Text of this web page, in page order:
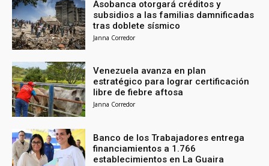
Asobanca otorgará créditos y
subsidios a las familias damnificadas
tras doblete sísmico
Janna Corredor
Venezuela avanza en plan
estratégico para lograr certificación
libre de fiebre aftosa
Janna Corredor
Banco de los Trabajadores entrega
financiamientos a 1.766
establecimientos en La Guaira